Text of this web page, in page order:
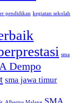
pendidikan kegiatan sekolah
sma
Dempo
sma jawa timur